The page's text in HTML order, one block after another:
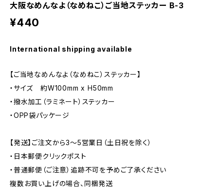
大阪なめんなよ（なめねこ）ご当地ステッカー B-3
¥440
International shipping available
【ご当地なめんなよ（なめねこ）ステッカー】
・サイズ 約W100mm x H50mm
・撥水加工（ラミネート）ステッカー
・OPP袋パッケージ
【発送】ご注文から3〜5営業日（土日祝を除く）
・日本郵便クリックポスト
・普通郵便（ご注意）追跡不可を予めご了承ください
複数お買い上げの場合、同梱発送